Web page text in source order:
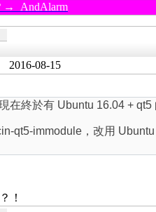
→ AndAlarm
2016-08-15
在終於有 Ubuntu 16.04 +
qt5-immodule，改用
！